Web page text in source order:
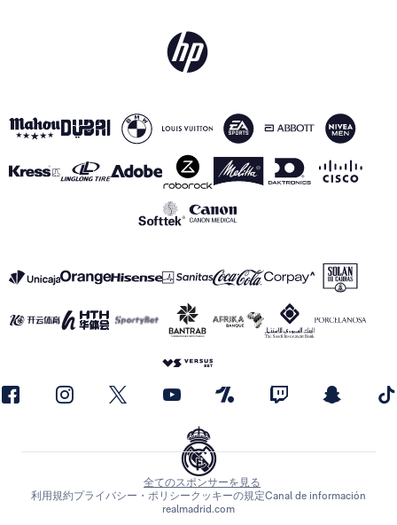
全てのスポンサーを見る
利用規約プライバシー・ポリシークッキーの規定Canal de información
realmadrid.com